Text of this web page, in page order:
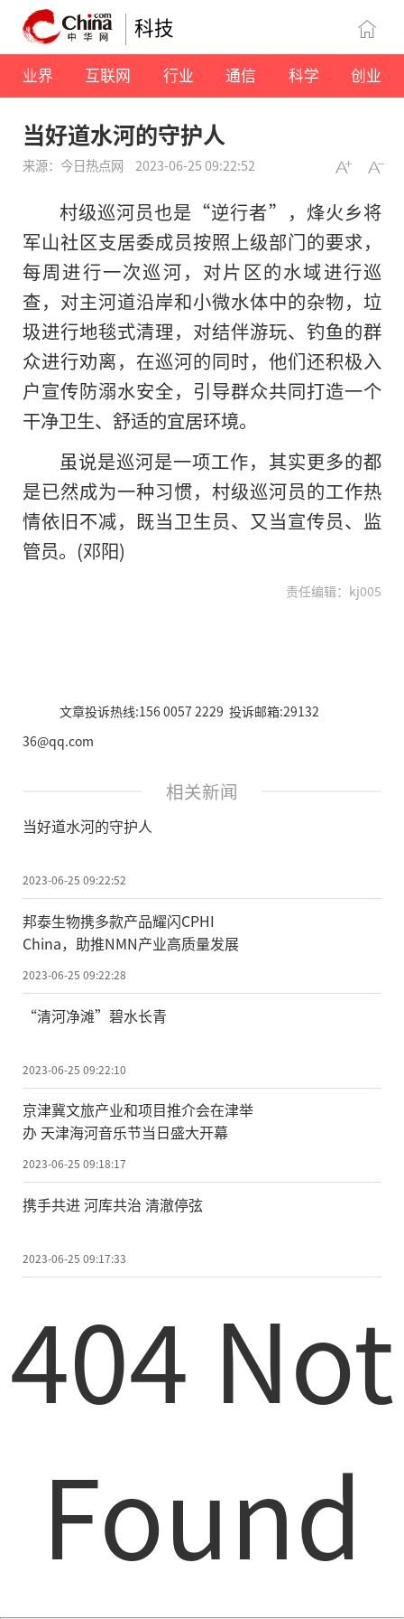
科技
业界 互联网 行业 通信 科学 创业
当好道水河的守护人
来源：今日热点网 2023-06-25 09:22:52
村级巡河员也是“逆行者”，烽火乡将
军山社区支居委成员按照上级部门的要求，
每周进行一次巡河，对片区的水域进行巡
查，对主河道沿岸和小微水体中的杂物，垃
圾进行地毯式清理，对结伴游玩、钓鱼的群
众进行劝离，在巡河的同时，他们还积极入
户宣传防溺水安全，引导群众共同打造一个
干净卫生、舒适的宜居环境。
虽说是巡河是一项工作，其实更多的都
是已然成为一种习惯，村级巡河员的工作热
情依旧不减，既当卫生员、又当宣传员、监
管员。(邓阳)
责任编辑：kj005
文章投诉热线:156 0057 2229 投诉邮箱:29132
36@qq.com
相关新闻
当好道水河的守护人
2023-06-25 09:22:52
邦泰生物携多款产品耀闪CPHI
China，助推NMN产业高质量发展
2023-06-25 09:22:28
“清河净滩”碧水长青
2023-06-25 09:22:10
京津冀文旅产业和项目推介会在津举
办 天津海河音乐节当日盛大开幕
2023-06-25 09:18:17
携手共进 河库共治 清澈停弦
2023-06-25 09:17:33
404 Not
Found